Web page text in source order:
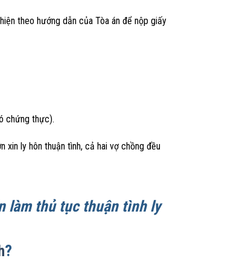
theo hướng dẫn của Tòa án để nộp giấy
chứng thực).
xin ly hôn thuận tình, cả hai vợ chồng đều
làm thủ tục thuận tình ly
?